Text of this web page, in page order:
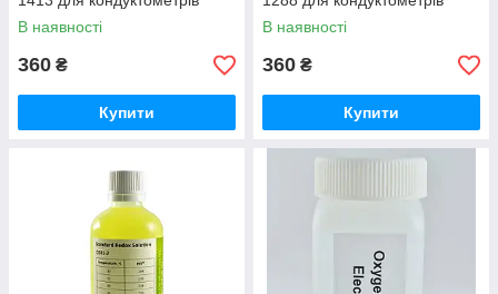
В наявності
360 ₴
Купити
В наявності
360 ₴
Купити